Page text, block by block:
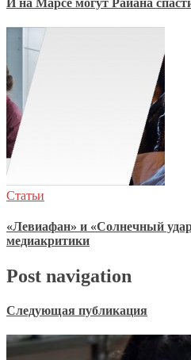
Статьи
«Левиафан» и «Солнечный
медиакритики
Post navigation
Следующая публикация